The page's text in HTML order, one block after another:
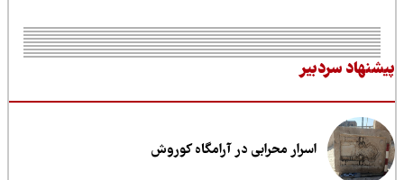
سردبیر
اسرار محرابی در آرامگاه کوروش